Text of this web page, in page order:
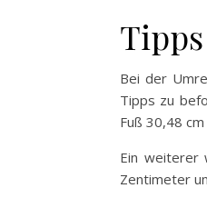
Bei der
Tipps zu
Fuß 30,48
Ein weiterer
Zentimeter